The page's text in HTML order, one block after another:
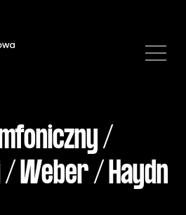
/
Weber / Haydn